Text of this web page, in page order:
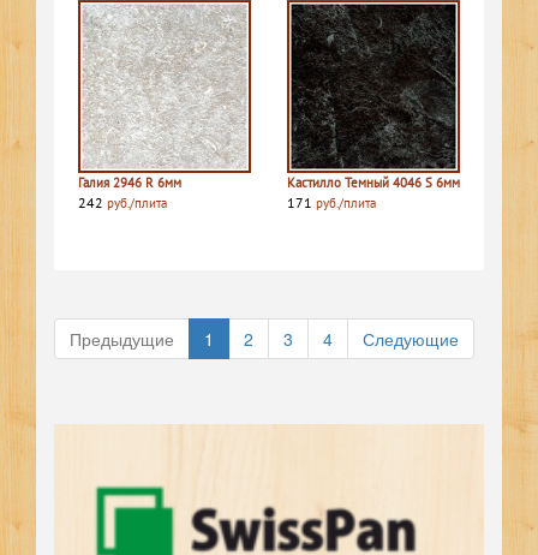
Галия 2946 R 6мм
242 руб./плита
Кастилло Темный 4046 S 6мм
171 руб./плита
Предыдущие 1 2 3 4 Следующие